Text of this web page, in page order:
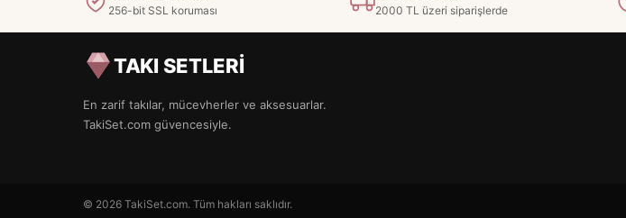
256-bit SSL koruması 2000 TL üzeri siparişlerde
TAKI SETLERİ
En zarif takılar, mücevherler ve aksesuarlar.
TakiSet.com güvencesiyle.
© 2026 TakiSet.com. Tüm hakları saklıdır.